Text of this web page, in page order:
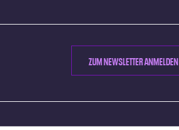
ZUM NEWSLETTER ANMELDEN